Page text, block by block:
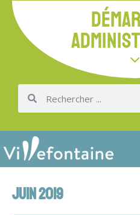
JUIN 2019